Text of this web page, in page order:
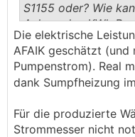
S1155 oder? Wie
Anlage den KWh
Wärmemenge
Die elektrische
AFAIK geschätzt (und
Pumpenstrom). Real
dank Sumpfheizung
Für die produzierte
Strommesser nicht